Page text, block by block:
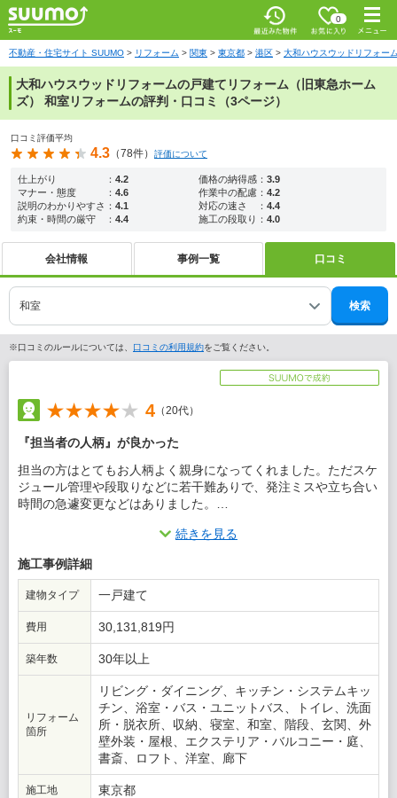
最近みた
物件
お気に入
0
メニ
ュー
不動産・住宅サイト SUUMO リフォーム 関東 東京都 港区 大和ハウスウッドリフォー
大和ハウスウッドリフォームの戸建てリフォーム（旧東急ホーム
ズ） 和室リフォームの評判・口コミ（3ページ）
口コミ評価平均
4.3 （78件） 評価について
仕上がり ： 4.2
マナー・態度
： 4.6
説明のわかりやすさ ： 4.1
約束・時間の厳守
： 4.4
価格の納得感 ： 3.9
作業中の配慮 ： 4.2
対応の速さ
： 4.4
施工の段取り ： 4.0
会社情報 事例一覧 口コミ
検索
※口コミのルールについては、 口コミの利用規約をご覧ください。
4 （20代）
『担当者の人柄』が良かった
担当の方はとてもお人柄よく親身になってくれました。ただスケ
ジュール管理や段取りなどに若干難ありで、発注ミスや立ち合い
時間の急遽変更などはありました。
他社と比較し相見積もりを取ったところ一番良心的だったため。
また施工内容もこちらの要望に沿っていた。
続きを見る
施工事例詳細
建物タイプ 一戸建て
費用 30,131,819円
築年数 30年以上
リフォーム
箇所
リビング・ダイニング、キッチン・システムキッ
チン、浴室・バス・ユニットバス、トイレ、洗面
所・脱衣所、収納、寝室、和室、階段、玄関、外
壁外装・屋根、エクステリア・バルコニー・庭、
書斎、ロフト、洋室、廊下
施工地 東京都